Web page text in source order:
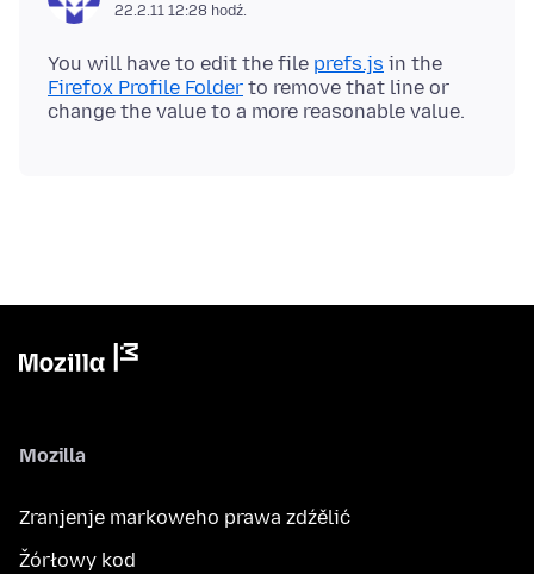
22.2.11 12:28 hodź.
You will have to edit the file prefs.js in the
Firefox Profile Folder to remove that line or
Mozilla
Zranjenje markoweho prawa zdźělić
Žórłowy kod